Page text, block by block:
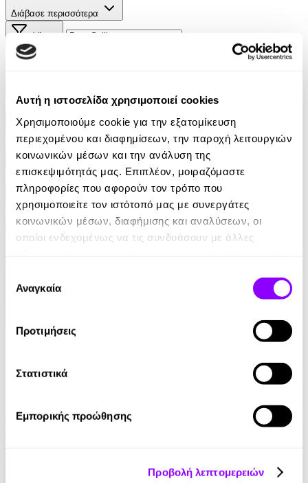
Αυτή η ιστοσελίδα χρησιμοποιεί cookies
Χρησιμοποιούμε cookie για την εξατομίκευση
περιεχομένου και διαφημίσεων, την παροχή λειτουργιών
κοινωνικών μέσων και την ανάλυση της
επισκεψιμότητάς μας. Επιπλέον, μοιραζόμαστε
πληροφορίες που αφορούν τον τρόπο που
χρησιμοποιείτε τον ιστότοπό μας με συνεργάτες
κοινωνικών μέσων, διαφήμισης και αναλύσεων, οι
οποίοι ενδεχομένως να τις συνδυάσουν με άλλες
των υπηρεσιών τους.
συγκατάθεσης
Αναγκαία
Προτιμήσεις
Στατιστικά
Εμπορικής προώθησης
Προβολή λεπτομερειών
Διάβασε περισσότερα
Φίλτρα
Φίλτρα
Αφηγητές
Κατηγορίες
Audiobook • 1 Credit
Κατακτώ την Ευτυχία
11.90€